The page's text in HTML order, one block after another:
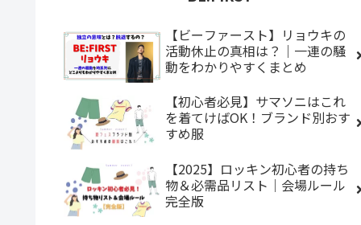
【ビーファースト】リョウキの
活動休止の真相は？｜一連の騒
動をわかりやすくまとめ
【初心者必見】サマソニはこれ
を着てけばOK！ブランド別おす
すめ服
【2025】ロッキン初心者の持ち
物＆必需品リスト｜会場ルール
完全版